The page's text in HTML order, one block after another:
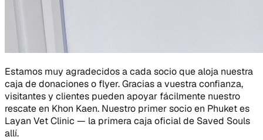
Estamos muy agradecidos a cada socio que aloja nuestra
caja de donaciones o flyer. Gracias a vuestra confianza,
visitantes y clientes pueden apoyar fácilmente nuestro
rescate en Khon Kaen. Nuestro primer socio en Phuket es
Layan Vet Clinic — la primera caja oficial de Saved Souls
allí.